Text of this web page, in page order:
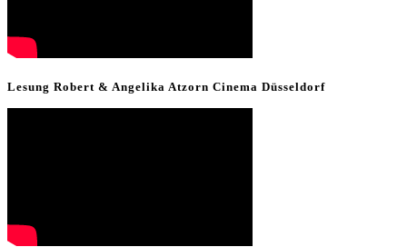
Lesung Robert & Angelika Atzorn Cinema Düsseldorf